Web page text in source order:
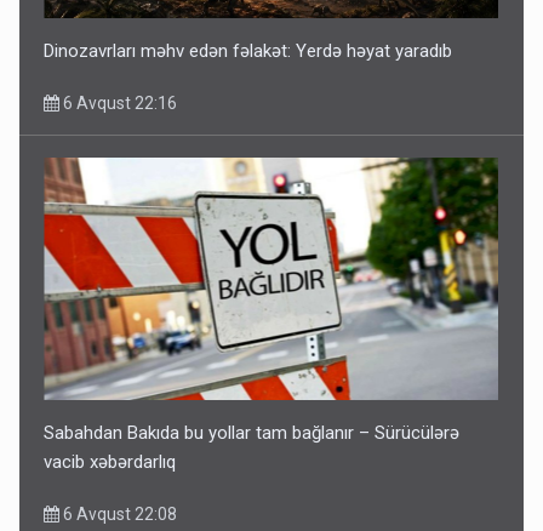
Dinozavrları məhv edən fəlakət: Yerdə həyat yaradıb
6 Avqust 22:16
Sabahdan Bakıda bu yollar tam bağlanır – Sürücülərə
vacib xəbərdarlıq
6 Avqust 22:08